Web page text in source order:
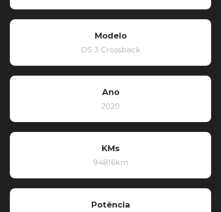
Modelo
DS 3 Crossback
Ano
2020
KMs
94816km
Potência